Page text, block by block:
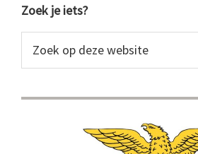
Primaire
Sidebar
Zoek je iets?
op
website